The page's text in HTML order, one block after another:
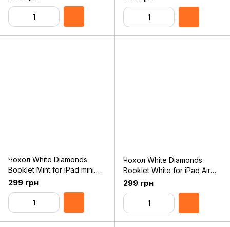
Чохол White Diamonds
Booklet Mint for iPad mini
Retina (6011TRI53)
299 грн
Чохол White Diamonds
Booklet White for iPad Air
(1161TRI47)
299 грн